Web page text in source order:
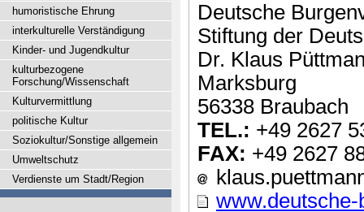
Deutsche
Stiftung der
Dr. Klaus
Marksburg
56338 Braubach
TEL.: +49 2627
FAX: +49 2627
humoristische Ehrung
interkulturelle Verständigung
Kinder- und Jugendkultur
kulturbezogene
Forschung/Wissenschaft
Kulturvermittlung
politische Kultur
Soziokultur/Sonstige allgemein
Umweltschutz
Verdienste um Stadt/Region